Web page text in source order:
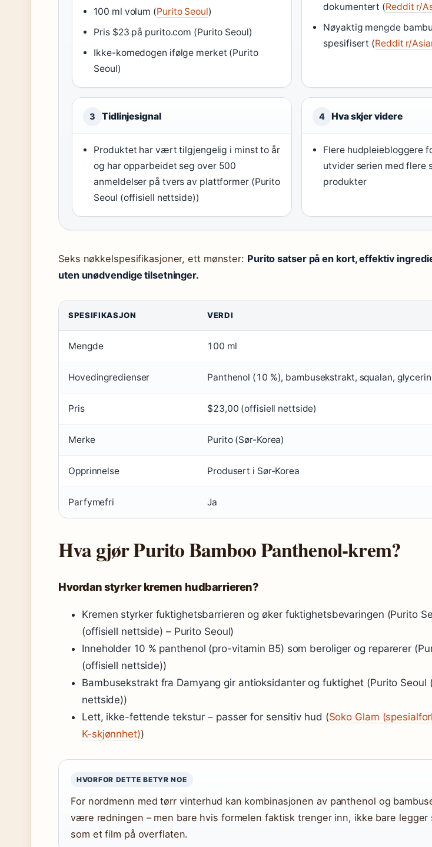
100 ml volum (Purito Seoul)
Pris $23 på purito.com (Purito Seoul)
Ikke-komedogen ifølge merket (Purito
Seoul)
dokumentert (Reddit r/
Nøyaktig mengde
spesifisert (Reddit r/
3 Tidlinjesignal
Produktet har vært tilgjengelig i minst to år
og har opparbeidet seg over 500
anmeldelser på tvers av plattformer (Purito
Seoul (offisiell nettside))
4 Hva skjer videre
Flere hudpleiebloggere
utvider serien med flere
produkter
Seks nøkkelspesifikasjoner, ett mønster: Purito satser på en kort, effektiv
uten unødvendige tilsetninger.
SPESIFIKASJON VERDI
Mengde 100 ml
Hovedingredienser Panthenol (10 %), bambusekstrakt, squalan, glycerin
Pris $23,00 (offisiell nettside)
Merke Purito (Sør-Korea)
Opprinnelse Produsert i Sør-Korea
Parfymefri Ja
Hva gjør Purito Bamboo Panthenol-krem?
Hvordan styrker kremen hudbarrieren?
Kremen styrker fuktighetsbarrieren og øker fuktighetsbevaringen (Purito
(offisiell nettside) – Purito Seoul)
Inneholder 10 % panthenol (pro-vitamin B5) som beroliger og reparerer
(offisiell nettside))
Bambusekstrakt fra Damyang gir antioksidanter og fuktighet (Purito Seoul
nettside))
Lett, ikke-fettende tekstur – passer for sensitiv hud (Soko Glam
K-skjønnhet))
HVORFOR DETTE BETYR NOE
For nordmenn med tørr vinterhud kan kombinasjonen av panthenol og
være redningen – men bare hvis formelen faktisk trenger inn, ikke bare legger
som et film på overflaten.